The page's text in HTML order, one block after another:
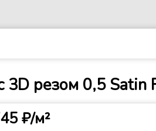
3D резом 0,5
₽/м²